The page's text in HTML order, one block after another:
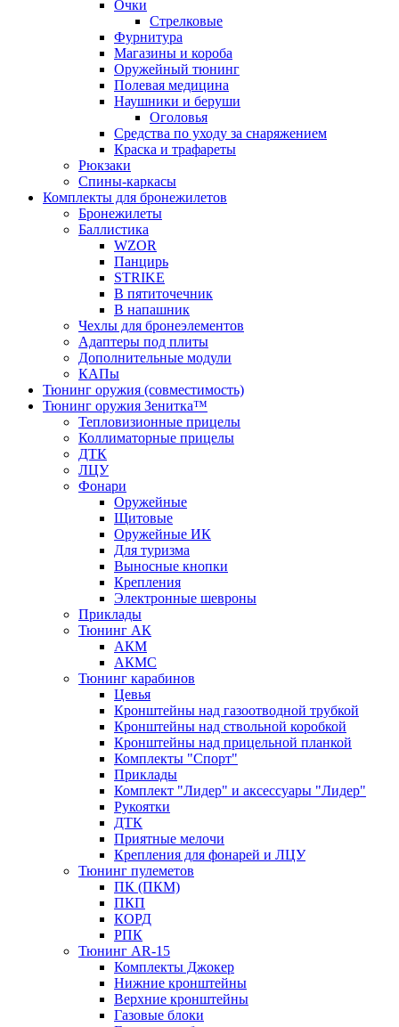
Очки
Стрелковые
Фурнитура
Магазины и короба
Оружейный тюнинг
Полевая медицина
Наушники и беруши
Оголовья
Средства по уходу за снаряжением
Краска и трафареты
Рюкзаки
Спины-каркасы
Комплекты для бронежилетов
Бронежилеты
Баллистика
WZOR
Панцирь
STRIKE
В пятиточечник
В напашник
Чехлы для бронеэлементов
Адаптеры под плиты
Дополнительные модули
КАПы
Тюнинг оружия (совместимость)
Тюнинг оружия Зенитка™
Тепловизионные прицелы
Коллиматорные прицелы
ДТК
ЛЦУ
Фонари
Оружейные
Щитовые
Оружейные ИК
Для туризма
Выносные кнопки
Крепления
Электронные шевроны
Приклады
Тюнинг АК
АКМ
АКМС
Тюнинг карабинов
Цевья
Кронштейны над газоотводной трубкой
Кронштейны над ствольной коробкой
Кронштейны над прицельной планкой
Комплекты "Спорт"
Приклады
Комплект "Лидер" и аксессуары "Лидер"
Рукоятки
ДТК
Приятные мелочи
Крепления для фонарей и ЛЦУ
Тюнинг пулеметов
ПК (ПКМ)
ПКП
КОРД
РПК
Тюнинг AR-15
Комплекты Джокер
Нижние кронштейны
Верхние кронштейны
Газовые блоки